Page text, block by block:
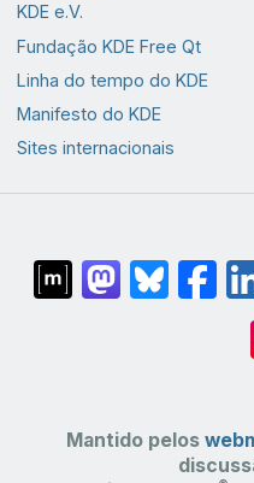
KDE e.V.
Fundação KDE Free Qt
Linha do tempo do KDE
Manifesto do KDE
Sites internacionais
Mantido pelos